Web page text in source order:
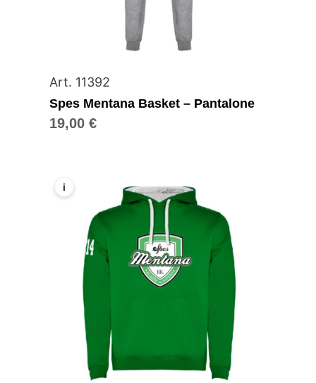
Art. 11392
Spes Mentana Basket – Pantalone
19,00€
i